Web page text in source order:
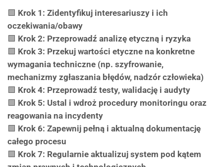
🟩 Krok 1: Zidentyfikuj interesariuszy i ich
oczekiwania/obawy
🟩 Krok 2: Przeprowadź analizę etyczną i ryzyka
🟩 Krok 3: Przekuj wartości etyczne na konkretne
wymagania techniczne (np. szyfrowanie,
mechanizmy zgłaszania błędów, nadzór człowieka)
🟩 Krok 4: Przeprowadź testy, walidację i audyty
🟩 Krok 5: Ustal i wdroż procedury monitoringu oraz
reagowania na incydenty
🟩 Krok 6: Zapewnij pełną i aktualną dokumentację
całego procesu
🟩 Krok 7: Regularnie aktualizuj system pod kątem